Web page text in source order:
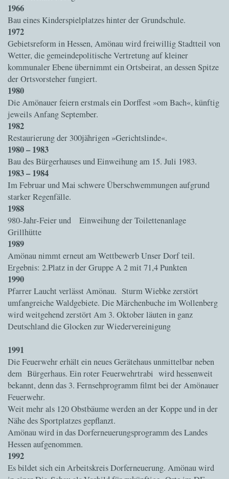
1966
Bau eines Kinderspielplatzes hinter der Grundschule.
1972
Gebietsreform in Hessen, Amönau wird freiwillig Stadtteil von
Wetter, die gemeindepolitische Vertretung auf kleiner
kommunaler Ebene übernimmt ein Ortsbeirat, an dessen Spitze
der Ortsvorsteher fungiert.
1980
Die Amönauer feiern erstmals ein Dorffest »om Bach«, künftig
jeweils Anfang September.
1982
Restaurierung der 300jährigen »Gerichtslinde«.
1980 – 1983
Bau des Bürgerhauses und Einweihung am 15. Juli 1983.
1983 – 1984
Im Februar und Mai schwere Überschwemmungen aufgrund
starker Regenfälle.
1988
980-Jahr-Feier und Einweihung der Toilettenanlage
Grillhütte
1989
Amönau nimmt erneut am Wettbewerb Unser Dorf teil.
Ergebnis: 2.Platz in der Gruppe A 2 mit 71,4 Punkten
1990
Pfarrer Laucht verlässt Amönau. Sturm Wiebke zerstört
umfangreiche Waldgebiete. Die Märchenbuche im Wollenberg
wird weitgehend zerstört Am 3. Oktober läuten in ganz
Deutschland die Glocken zur Wiedervereinigung
1991
Die Feuerwehr erhält ein neues Gerätehaus unmittelbar neben
dem Bürgerhaus. Ein roter Feuerwehrtrabi wird hessenweit
bekannt, denn das 3. Fernsehprogramm filmt bei der Amönauer
Feuerwehr.
Weit mehr als 120 Obstbäume werden an der Koppe und in der
Nähe des Sportplatzes gepflanzt.
Amönau wird in das Dorferneuerungsprogramm des Landes
Hessen aufgenommen.
1992
Es bildet sich ein Arbeitskreis Dorferneuerung. Amönau wird